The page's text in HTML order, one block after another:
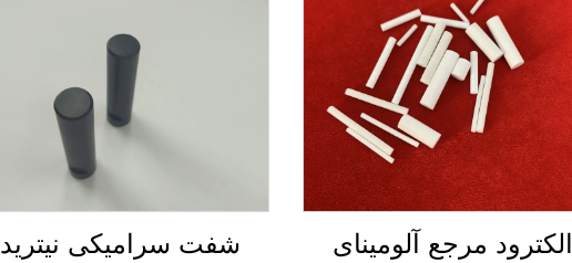
الکترود مرجع آلومینای
شفت سرامیکی نیترید